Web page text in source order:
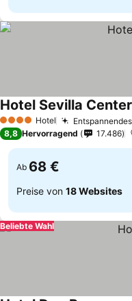
4 Sterne Hotel
Hotel Sevilla Center
8,8 Hervorragend 17.486
Ab 68 €
Preise von 18 Websites
Beliebte Wahl